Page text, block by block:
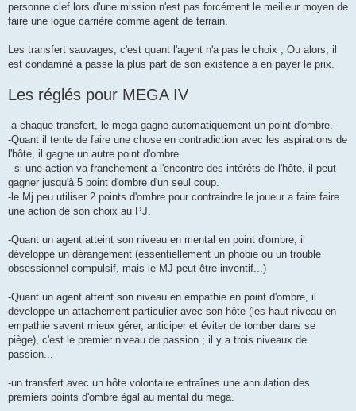
personne clef lors d'une mission n'est pas forcément le meilleur moyen de
faire une logue carrière comme agent de terrain.
Les transfert sauvages, c'est quant l'agent n'a pas le choix ; Ou alors, il
est condamné a passe la plus part de son existence a en payer le prix.
Les réglés pour MEGA IV
-a chaque transfert, le mega gagne automatiquement un point d'ombre.
-Quant il tente de faire une chose en contradiction avec les aspirations de
l'hôte, il gagne un autre point d'ombre.
- si une action va franchement a l'encontre des intérêts de l'hôte, il peut
gagner jusqu'à 5 point d'ombre d'un seul coup.
-le Mj peu utiliser 2 points d'ombre pour contraindre le joueur a faire faire
une action de son choix au PJ.
-Quant un agent atteint son niveau en mental en point d'ombre, il
développe un dérangement (essentiellement un phobie ou un trouble
obsessionnel compulsif, mais le MJ peut être inventif...)
-Quant un agent atteint son niveau en empathie en point d'ombre, il
développe un attachement particulier avec son hôte (les haut niveau en
empathie savent mieux gérer, anticiper et éviter de tomber dans se
piège), c'est le premier niveau de passion ; il y a trois niveaux de
passion...
-un transfert avec un hôte volontaire entraînes une annulation des
premiers points d'ombre égal au mental du mega.